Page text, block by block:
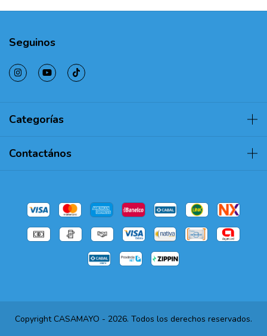
Seguinos
Categorías
Contactános
Copyright CASAMAYO - 2026. Todos los derechos reservados.